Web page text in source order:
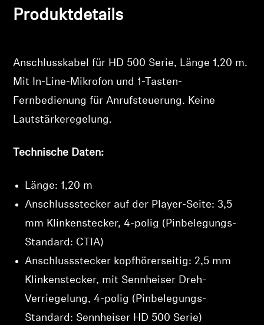
Produktdetails
Anschlusskabel für HD 500 Serie, Länge 1,20 m.
Mit In-Line-Mikrofon und 1-Tasten-
Fernbedienung für Anrufsteuerung. Keine
Lautstärkeregelung.
Technische Daten:
Länge: 1,20 m
Anschlussstecker auf der Player-Seite: 3,5
mm Klinkenstecker, 4-polig (Pinbelegungs-
Standard: CTIA)
Anschlussstecker kopfhörerseitig: 2,5 mm
Klinkenstecker, mit Sennheiser Dreh-
Verriegelung, 4-polig (Pinbelegungs-
Standard: Sennheiser HD 500 Serie)
Anmeldung erforderlich
Melden Sie sich bei Ihrem Konto an, um
Produkte zu Ihrer Wunschliste hinzuzufügen und
Ihre zuvor gespeicherten Artikel anzuzeigen.